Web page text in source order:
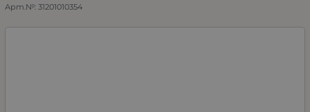
Арт.№: 31201010354